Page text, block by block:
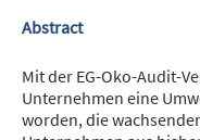
Abstract
Mit der EG-Oko-Audit-
Unternehmen eine
worden, die